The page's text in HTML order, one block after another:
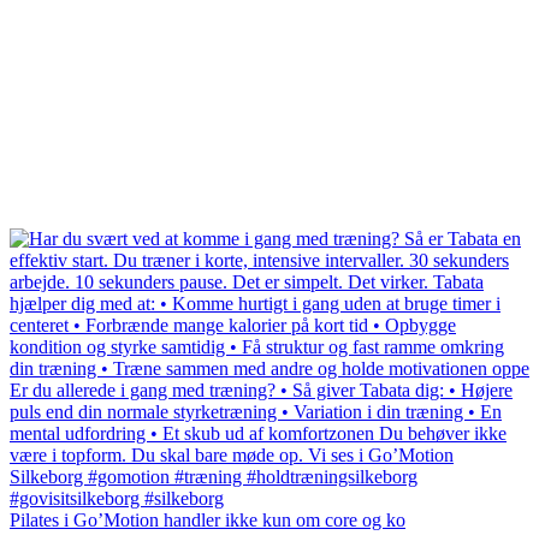
Pilates i Go’Motion handler ikke kun om core og ko